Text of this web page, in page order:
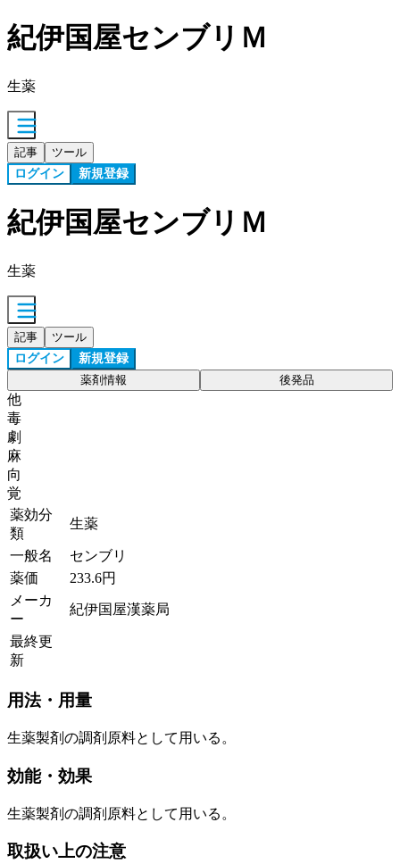
紀伊国屋センブリＭ
生薬
記事 ツール
ログイン 新規登録
紀伊国屋センブリＭ
生薬
記事 ツール
ログイン 新規登録
薬剤情報 後発品
他
毒
劇
麻
向
覚
薬効分
類
生薬
一般名
センブリ
薬価
233.6円
メーカ
ー
紀伊国屋漢薬局
最終更
新
用法・用量
生薬製剤の調剤原料として用いる。
効能・効果
生薬製剤の調剤原料として用いる。
取扱い上の注意